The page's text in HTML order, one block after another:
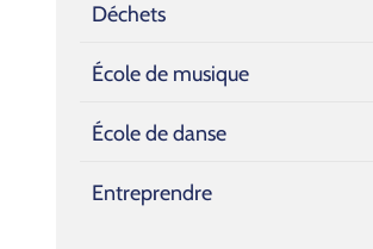
Déchets
École de musique
École de danse
Entreprendre